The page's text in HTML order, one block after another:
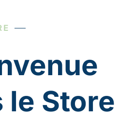
le Store